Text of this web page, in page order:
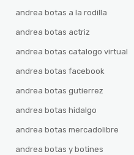
andrea botas a la rodilla
andrea botas actriz
andrea botas catalogo virtual
andrea botas facebook
andrea botas gutierrez
andrea botas hidalgo
andrea botas mercadolibre
andrea botas y botines